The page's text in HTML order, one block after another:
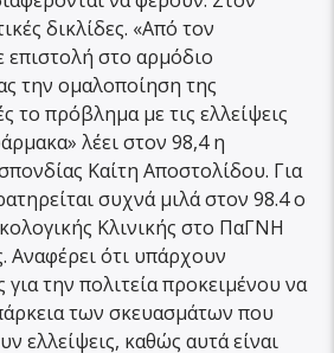
δικλίδες. «Από τον
επιστολή στο αρμόδιο
την ομαλοποίηση της
το πρόβλημα με τις ελλείψεις
λέει στον 98,4 η
Καίτη Αποστολίδου. Για
συχνά μιλά στον 98.4 ο
Κλινικής στο ΠαΓΝΗ
Αναφέρει ότι υπάρχουν
για την πολιτεία προκειμένου να
των σκευασμάτων που
ελλείψεις, καθώς αυτά είναι